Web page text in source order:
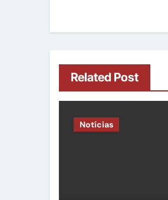
Related Post
Notícias